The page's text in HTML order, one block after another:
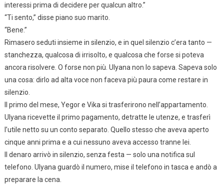
interessi prima di decidere per qualcun altro.”
“Ti sento,” disse piano suo marito.
“Bene.”
Rimasero seduti insieme in silenzio, e in quel silenzio c’era tanto —
stanchezza, qualcosa di irrisolto, e qualcosa che forse si poteva
ancora risolvere. O forse non più. Ulyana non lo sapeva. Sapeva solo
una cosa: dirlo ad alta voce non faceva più paura come restare in
silenzio.
Il primo del mese, Yegor e Vika si trasferirono nell’appartamento.
Ulyana ricevette il primo pagamento, detratte le utenze, e trasferì
l’utile netto su un conto separato. Quello stesso che aveva aperto
cinque anni prima e a cui nessuno aveva accesso tranne lei.
Il denaro arrivò in silenzio, senza festa — solo una notifica sul
telefono. Ulyana guardò il numero, mise il telefono in tasca e andò a
preparare la cena.